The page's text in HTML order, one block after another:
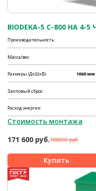
BIODEKA-5 C-800 НА 4-5
Производительность:
Масса/вес:
Размеры (ДхШхВ): 1060 мм
Залповый сброс:
Расход энергии:
Стоимость монтажа
171 600 руб.188800 руб.